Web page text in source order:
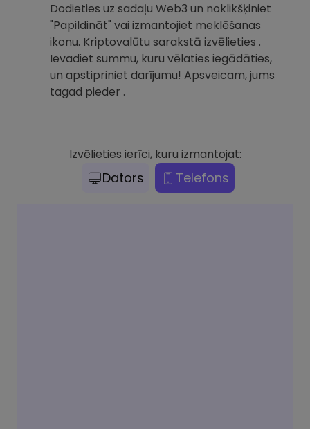
Dodieties uz sadaļu Web3 un noklikšķiniet
"Papildināt" vai izmantojiet meklēšanas
ikonu. Kriptovalūtu sarakstā izvēlieties .
Ievadiet summu, kuru vēlaties iegādāties,
un apstipriniet darījumu! Apsveicam, jums
tagad pieder .
Izvēlieties ierīci, kuru izmantojat:
Dators Telefons